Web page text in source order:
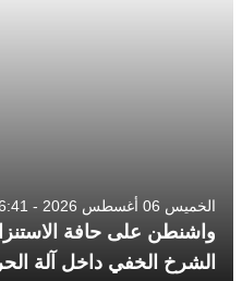
الخميس 06 أغسطس 2026 - 6:41
واشنطن على حافة
الشرخ الخفي داخل آلة